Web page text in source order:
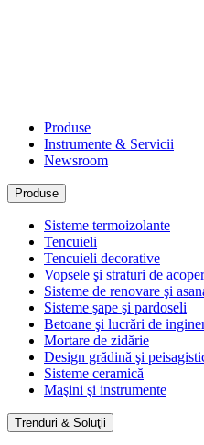
Produse
Instrumente & Servicii
Newsroom
Produse
Sisteme termoizolante
Tencuieli
Tencuieli decorative
Vopsele şi straturi de
Sisteme de renovare şi
Sisteme şape şi pardoseli
Betoane şi lucrări de
Mortare de zidărie
Design grădină şi
Sisteme ceramică
Maşini şi instrumente
Trenduri & Soluţii